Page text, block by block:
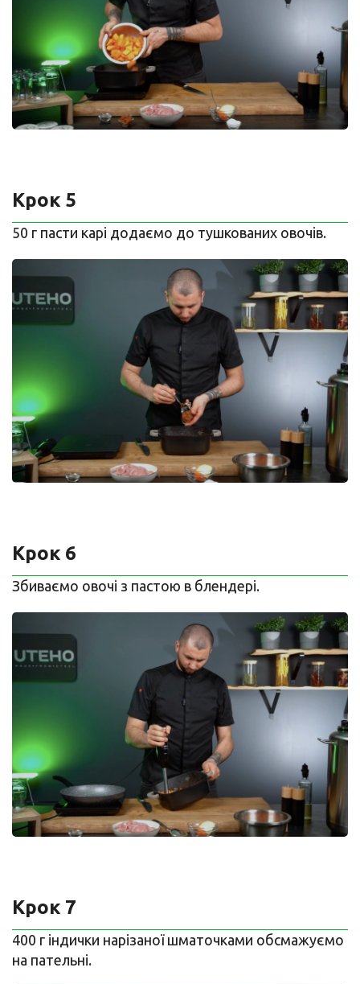
Крок 5
50 г пасти карі додаємо до тушкованих овочів.
Крок 6
Збиваємо овочі з пастою в блендері.
Крок 7
400 г індички нарізаної шматочками обсмажуємо
на пательні.